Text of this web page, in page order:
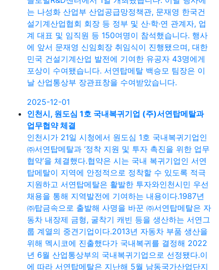
는 나성화 산업부 산업공급망정책관, 문재영 한국건
설기계산업협회 회장 등 정부 및 산·학·연 관계자, 업
계 대표 및 임직원 등 150여명이 참석했습니다. 행사
에 앞서 문재영 신임회장 취임식이 진행됐으며, 대한
민국 건설기계산업 발전에 기여한 유공자 43명에게
포상이 수여됐습니다. 서연탑메탈 백승모 팀장은 이
날 산업통상부 장관표창을 수여받았습니다.
2025-12-01
인천시, 원도심 1호 국내복귀기업 (주)서연탑메탈과
업무협약 체결
인천시가 21일 시청에서 원도심 1호 국내복귀기업인
㈜서연탑메탈과 ‘정착 지원 및 투자 촉진을 위한 업무
협약’을 체결했다.협약은 시는 국내 복귀기업인 서연
탑메탈이 지역에 안정적으로 정착할 수 있도록 적극
지원하고 서연탑메탈은 활발한 투자와인천시민 우선
채용을 통해 지역발전에 기여하는 내용이다.1987년
㈜탑금속으로 출발해 사명을 바꾼 ㈜서연탑메탈은 자
동차 내장제 금형, 굴착기 캐빈 등을 생산하는 서연그
룹 계열의 중견기업이다.2013년 자동차 부품 생산을
위해 멕시코에 진출했다가 국내복귀를 결정해 2022
년 6월 산업통상부의 국내복귀기업으로 선정됐다.이
에 따라 서연탑메탈은 지난해 5월 남동국가산업단지